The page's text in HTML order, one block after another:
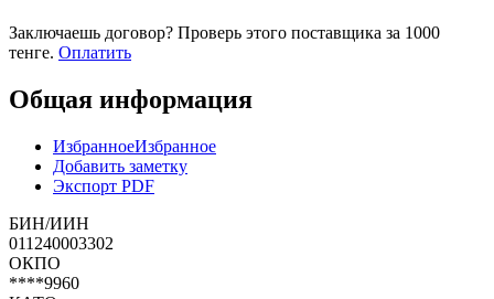
Заключаешь договор? Проверь этого поставщика за 1000
тенге. Оплатить
Общая информация
ИзбранноеИзбранное
Добавить заметку
Экспорт PDF
БИН/ИИН
011240003302
ОКПО
****9960